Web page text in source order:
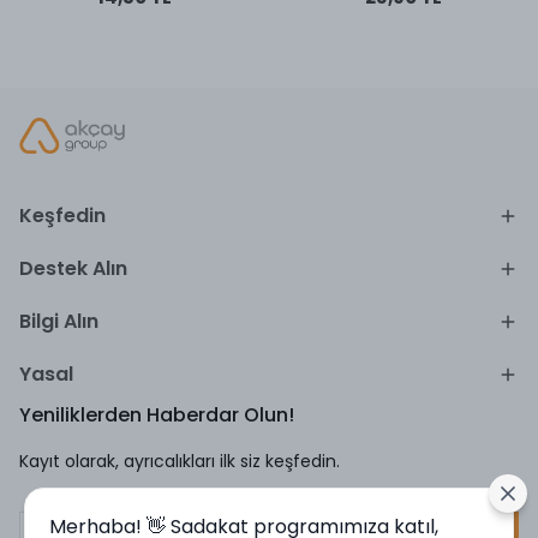
Keşfedin
Destek Alın
Bilgi Alın
Yasal
Yeniliklerden Haberdar Olun!
Kayıt olarak, ayrıcalıkları ilk siz keşfedin.
Merhaba! 👋 Sadakat programımıza katıl,